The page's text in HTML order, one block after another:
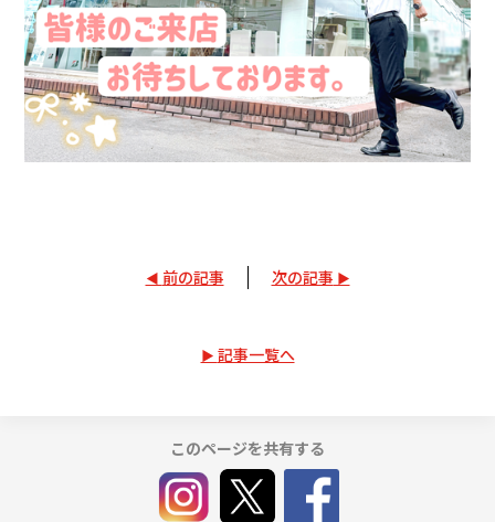
前の記事 次の記事
記事一覧へ
このページを共有する